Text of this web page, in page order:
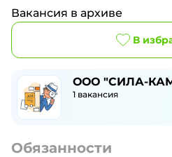
Вакансия в архиве
В
ООО "СИЛА-
1 вакансия
Обязанности